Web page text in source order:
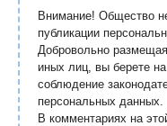
Внимание! Общество
публикации
Добровольно
иных лиц, вы берете на
соблюдение
персональных данных.
В комментариях на